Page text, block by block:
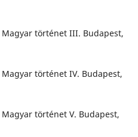
Magyar történet III. Budapest,
történet IV. Budapest,
történet V. Budapest,